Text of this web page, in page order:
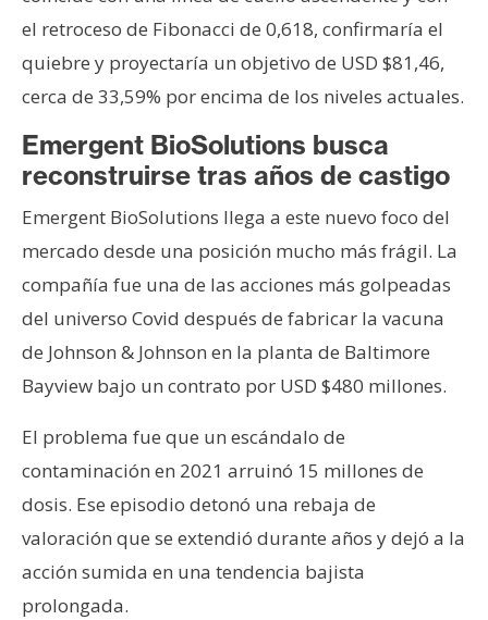
el retroceso de Fibonacci de 0,618, confirmaría el
quiebre y proyectaría un objetivo de USD $81,46,
cerca de 33,59% por encima de los niveles actuales.
Emergent BioSolutions busca
reconstruirse tras años de castigo
Emergent BioSolutions llega a este nuevo foco del
mercado desde una posición mucho más frágil. La
compañía fue una de las acciones más golpeadas
del universo Covid después de fabricar la vacuna
de Johnson & Johnson en la planta de Baltimore
Bayview bajo un contrato por USD $480 millones.
El problema fue que un escándalo de
contaminación en 2021 arruinó 15 millones de
dosis. Ese episodio detonó una rebaja de
valoración que se extendió durante años y dejó a la
acción sumida en una tendencia bajista
prolongada.